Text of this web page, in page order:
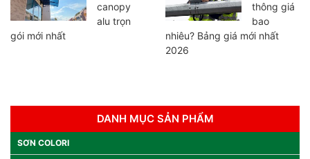
canopy
alu trọn
gói mới nhất
thông giá
bao
nhiêu? Bảng giá mới nhất
2026
DANH MỤC SẢN PHẨM
SƠN COLORI